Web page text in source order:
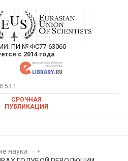
Союз Ученых —
статей в
научном журнале
ПИ № ФС77-63060
с 2014 года
— публикация научных статей в
научном журнале
СРОЧНАЯ
ПУБЛИКАЦИЯ
науки